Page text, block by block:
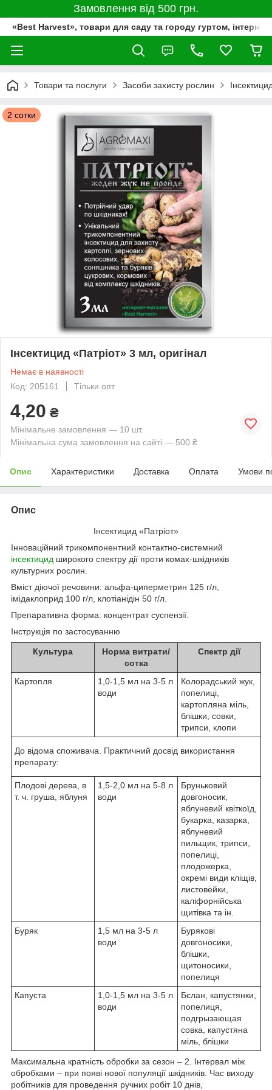
Замовлення від 500 грн.
«Best Harvest», товари для саду та городу гуртом,
Товари та послуги Засоби захисту рослин
2 сотки
Інсектицид «Патріот» 3 мл, оригінал
Немає в наявності
Код: 205161
Тільки опт
4,20 ₴
Мінімальне замовлення — 10 шт.
Мінімальна сума замовлення на сайті — 500 ₴
Опис Характеристики Доставка Оплата Умови
Опис
Інсектицид «Патріот»
Інноваційний трикомпонентний контактно-системний
інсектицид широкого спектру дії проти комах-шкідників
культурних рослин.
Вміст діючої речовини: альфа-циперметрин 125 г/л,
імідаклоприд 100 г/л, клотіанідін 50 г/л.
Препаративна форма: концентрат суспензії.
Інструкція по застосуванню
Культура
Норма витрати/
сотка
Спектр дії
Картопля
1,0-1,5 мл на 3-5 л
води
Колорадський жук,
попелиці,
картопляна міль,
блішки, совки,
трипси, клопи
До відома споживача. Практичний досвід використання
препарату:
Плодові дерева, в
т. ч. груша, яблуня
1,5-2,0 мл на 5-8 л
води
Бруньковий
довгоносик,
яблуневий квіткоїд,
букарка, казарка,
яблуневий
пильщик, трипси,
попелиці,
плодожерка,
окремі види кліщів,
листовейки,
каліфорнійська
щитівка та ін.
Буряк
1,5 мл на 3-5 л
води
Бурякові
довгоносики,
блішки,
щитоносики,
попелиця
Капуста
1,0-1,5 мл на 3-5 л
води
Бєлан, капустянки,
попелиця,
подгрызающая
совка, капустяна
міль, блішки
Максимальна кратність обробки за сезон – 2. Інтервал між
обробками – при появі нової популяції шкідників. Час виходу
робітників для проведення ручних робіт 10 днів,